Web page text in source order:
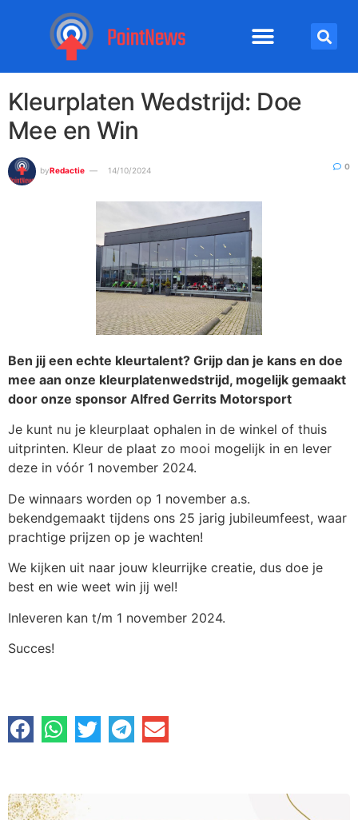
Kleurplaten Wedstrijd: Doe
Mee en Win
byRedactie 14/10/2024 0
Ben jij een echte kleurtalent? Grijp dan je kans en doe
mee aan onze kleurplatenwedstrijd, mogelijk gemaakt
door onze sponsor Alfred Gerrits Motorsport
Je kunt nu je kleurplaat ophalen in de winkel of thuis
uitprinten. Kleur de plaat zo mooi mogelijk in en lever
deze in vóór 1 november 2024.
De winnaars worden op 1 november a.s.
bekendgemaakt tijdens ons 25 jarig jubileumfeest, waar
prachtige prijzen op je wachten!
We kijken uit naar jouw kleurrijke creatie, dus doe je
best en wie weet win jij wel!
Inleveren kan t/m 1 november 2024.
Succes!